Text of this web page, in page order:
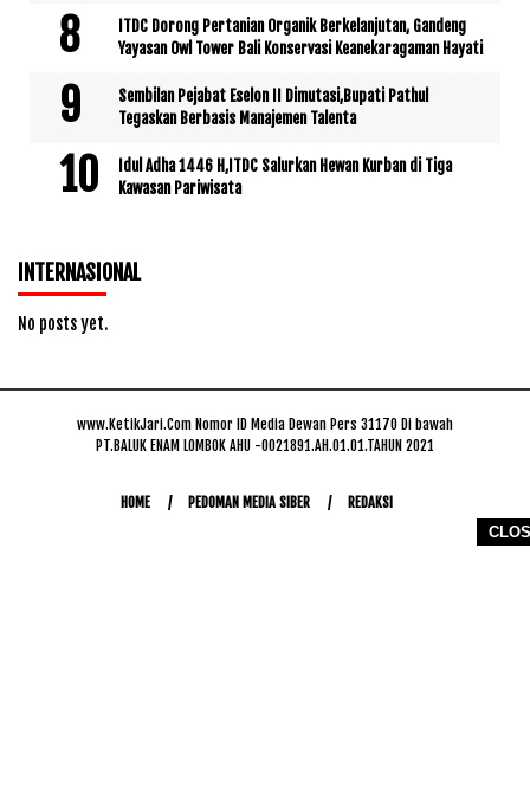
ITDC Dorong Pertanian Organik Berkelanjutan, Gandeng
Yayasan Owl Tower Bali Konservasi Keanekaragaman Hayati
Sembilan Pejabat Eselon II Dimutasi,Bupati Pathul
Tegaskan Berbasis Manajemen Talenta
Idul Adha 1446 H,ITDC Salurkan Hewan Kurban di Tiga
Kawasan Pariwisata
INTERNASIONAL
No posts yet.
www.KetikJari.Com Nomor ID Media Dewan Pers 31170 Di bawah
PT.BALUK ENAM LOMBOK AHU -0021891.AH.01.01.TAHUN 2021
HOME PEDOMAN MEDIA SIBER REDAKSI